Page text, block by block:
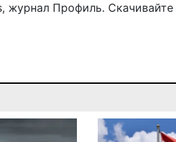
, журнал Профиль.